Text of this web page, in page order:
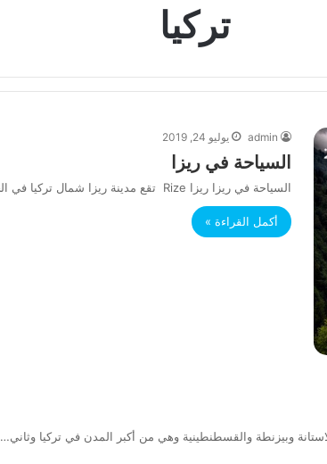
تركيا
admin يوليو 24, 2019
السياحة في ريزا
السياحة في ريزا ريزا Rize تقع مدينة ريزا شمال تركيا في الجهة الشرقية مطلّةً على ساحل البحر الاسود. وتعد مدينة…
أكمل القراءة »
وبيزنطة والقسطنطينية وهي من أكبر المدن في تركيا وثاني…